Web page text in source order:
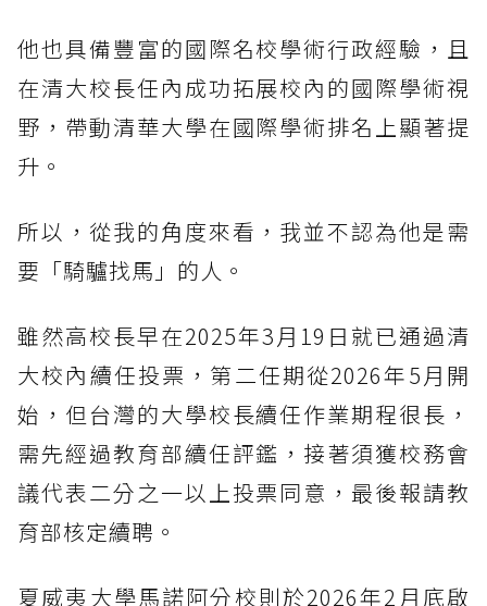
他也具備豐富的國際名校學術行政經驗，且
在清大校長任內成功拓展校內的國際學術視
野，帶動清華大學在國際學術排名上顯著提
升。
所以，從我的角度來看，我並不認為他是需
要「騎驢找馬」的人。
雖然高校長早在2025年3月19日就已通過清
大校內續任投票，第二任期從2026年5月開
始，但台灣的大學校長續任作業期程很長，
需先經過教育部續任評鑑，接著須獲校務會
議代表二分之一以上投票同意，最後報請教
育部核定續聘。
夏威夷大學馬諾阿分校則於2026年2月底啟